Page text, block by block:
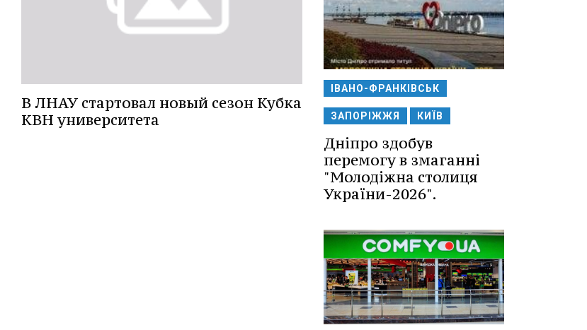
В ЛНАУ стартовал новый сезон Кубка
КВН университета
ІВАНО-ФРАНКІВСЬК
ЗАПОРІЖЖЯ КИЇВ
Дніпро здобув
перемогу в змаганні
"Молодіжна столиця
України-2026".